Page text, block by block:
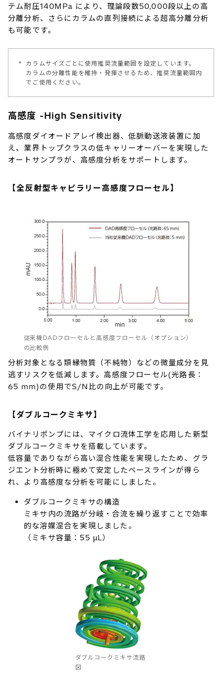
テム耐圧140MPa により、理論段数50,000段以上の高
分離分析、さらにカラムの直列接続による超高分離分析
も可能です。
*
カラムサイズごとに使用推奨流量範囲を設定しています。
カラムの分離性能を維持・発揮させるため、推奨流量範囲内
でご使用ください。
高感度 -High Sensitivity
高感度ダイオードアレイ検出器、低脈動送液装置に加
え、業界トップクラスの低キャリーオーバーを実現した
オートサンプラが、高感度分析をサポートします。
【全反射型キャピラリー高感度フローセル】
従来機DADフローセルと高感度フローセル（オプション）
の比較例
分析対象となる類縁物質（不純物）などの微量成分を見
逃すリスクを低減します。高感度フローセル(光路長：
65 mm)の使用でS/N比の向上が可能です。
【ダブルコークミキサ】
バイナリポンプには、マイクロ流体工学を応用した新型
ダブルコークミキサを搭載しています。
低容量でありながら高い混合性能を実現したため、グラ
ジエント分析時に極めて安定したベースラインが得ら
れ、より高感度な分析を可能にしました。
ダブルコークミキサの構造
ミキサ内の流路が分岐・合流を繰り返すことで効率
的な溶媒混合を実現しました。
（ミキサ容量：55 μL）
ダブルコークミキサ流路
図